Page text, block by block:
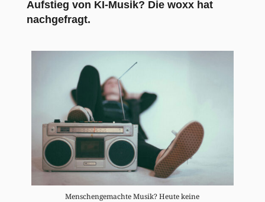
Aufstieg von KI-Musik? Die woxx hat
nachgefragt.
Menschengemachte Musik? Heute keine